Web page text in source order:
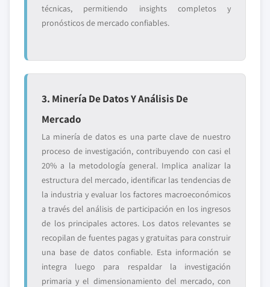
técnicas, permitiendo insights completos y
pronósticos de mercado confiables.
3. Minería De Datos Y Análisis De
Mercado
La minería de datos es una parte clave de nuestro
proceso de investigación, contribuyendo con casi el
20% a la metodología general. Implica analizar la
estructura del mercado, identificar las tendencias de
la industria y evaluar los factores macroeconómicos
a través del análisis de participación en los ingresos
de los principales actores. Los datos relevantes se
recopilan de fuentes pagas y gratuitas para construir
una base de datos confiable. Esta información se
integra luego para respaldar la investigación
primaria y el dimensionamiento del mercado, con